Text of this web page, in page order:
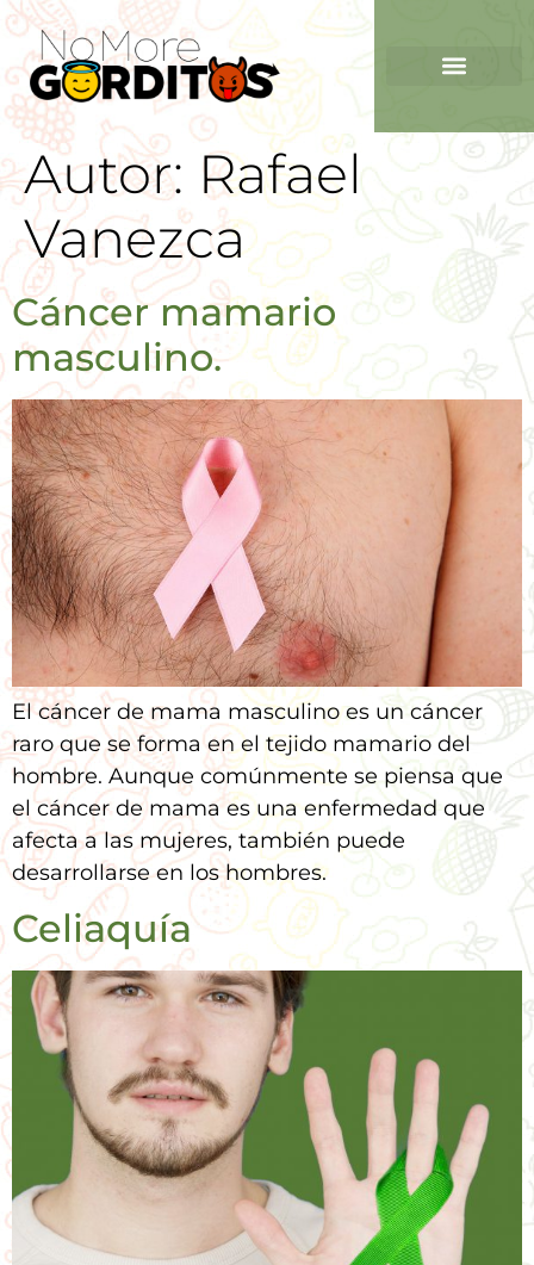
Autor: Rafael
Vanezca
Cáncer mamario
masculino.
El cáncer de mama masculino es un cáncer
raro que se forma en el tejido mamario del
hombre. Aunque comúnmente se piensa que
el cáncer de mama es una enfermedad que
afecta a las mujeres, también puede
desarrollarse en los hombres.
Celiaquía